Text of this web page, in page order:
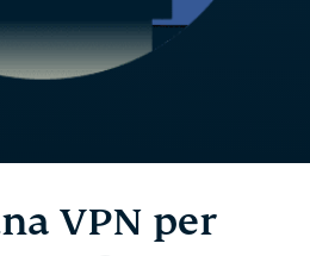
VPN per